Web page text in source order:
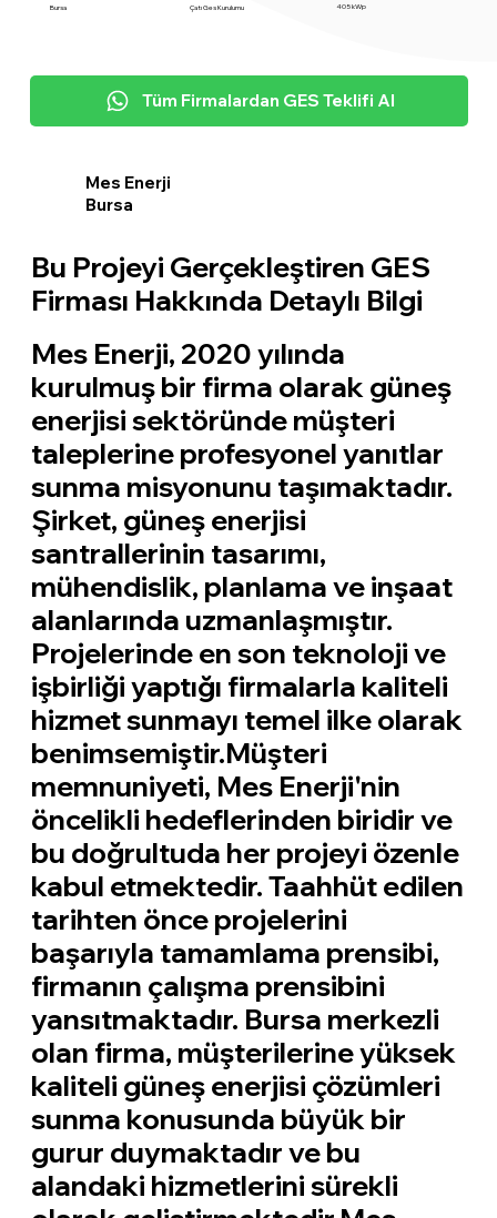
Bursa Çatı Ges Kurulumu 405 kWp
Tüm Firmalardan GES Teklifi Al
Mes Enerji
Bursa
Bu Projeyi Gerçekleştiren GES
Firması Hakkında Detaylı Bilgi
Mes Enerji, 2020 yılında
kurulmuş bir firma olarak güneş
enerjisi sektöründe müşteri
taleplerine profesyonel yanıtlar
sunma misyonunu taşımaktadır.
Şirket, güneş enerjisi
santrallerinin tasarımı,
mühendislik, planlama ve inşaat
alanlarında uzmanlaşmıştır.
Projelerinde en son teknoloji ve
işbirliği yaptığı firmalarla kaliteli
hizmet sunmayı temel ilke olarak
benimsemiştir.Müşteri
memnuniyeti, Mes Enerji'nin
öncelikli hedeflerinden biridir ve
bu doğrultuda her projeyi özenle
kabul etmektedir. Taahhüt edilen
tarihten önce projelerini
başarıyla tamamlama prensibi,
firmanın çalışma prensibini
yansıtmaktadır. Bursa merkezli
olan firma, müşterilerine yüksek
kaliteli güneş enerjisi çözümleri
sunma konusunda büyük bir
gurur duymaktadır ve bu
alandaki hizmetlerini sürekli